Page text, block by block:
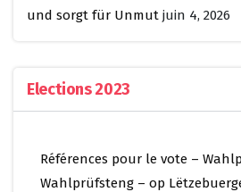
und sorgt für Unmut juin 4, 2026
Elections 2023
Références pour le vote –
Wahlprüfsteng – op